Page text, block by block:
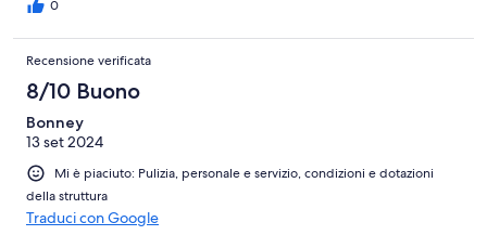
0
Recensione verificata
8/10 Buono
Bonney
13 set 2024
Mi è piaciuto: Pulizia, personale e servizio, condizioni e dotazioni
della struttura
Traduci con Google